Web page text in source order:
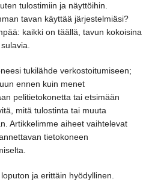
tulostimiin ja näyttöihin.
tavan käyttää järjestelmiäsi?
kaikki on täällä, tavun kokoisina
tukilähde verkostoitumiseen;
ennen kuin menet
pelitietokonetta tai etsimään
mitä tulostinta tai muuta
Artikkelimme aiheet vaihtelevat
tietokoneen
ja erittäin hyödyllinen.